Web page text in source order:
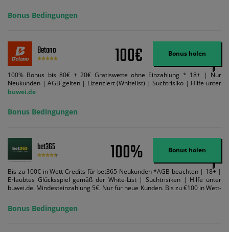
Bedingungen können geändert werden. AGB gelten. Lizenziert; Hilfe bei
Suchtrisiken: buwei.de.
Bonus Bedingungen
Betano 100€ Bonus holen
100% Bonus bis 80€ + 20€ Gratiswette ohne Einzahlung * 18+ | Nur
Neukunden | AGB gelten | Lizenziert (Whitelist) | Suchtrisiko | Hilfe unter
buwei.de
Bonus Bedingungen
bet365 100% Bonus holen
Bis zu 100€ in Wett-Credits für bet365 Neukunden *AGB beachten | 18+ |
Erlaubtes Glücksspiel gemäß der White-List | Suchtrisiken | Hilfe unter
buwei.de. Mindesteinzahlung 5€. Nur für neue Kunden. Bis zu €100 in Wett-
ein und wir geben Ihnen die entsprechende qualifizierende Einzahlung in
Wett-Credits, wenn Sie qualifizierende Wetten im gleichen Wert platzieren
Bonus Bedingungen